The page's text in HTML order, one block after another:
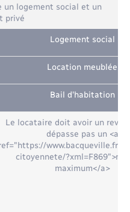
un logement social et un
privé
Logement social
Location meublée
Bail d'habitation
Le locataire doit avoir un
dépasse pas un <a
www.bacqueville.fr/
citoyennete/
maximum</a>